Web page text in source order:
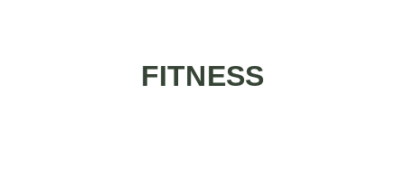
FITNESS